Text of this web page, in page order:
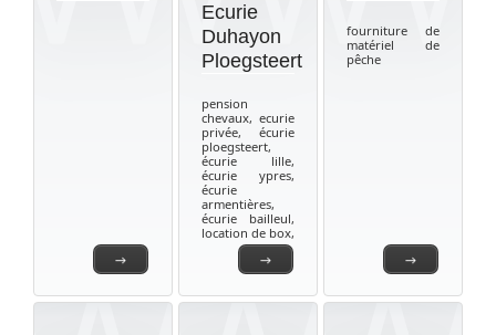
→ →
Ecurie
Duhayon
Ploegsteert
pension
chevaux, ecurie
privée, écurie
ploegsteert,
écurie lille,
écurie ypres,
écurie
armentières,
écurie bailleul,
location de box,
→
fourniture de
matériel de
pêche